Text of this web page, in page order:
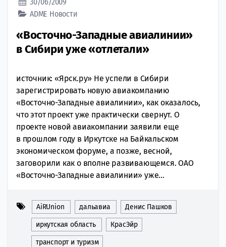
ADME Новости
«Восточно-Западные авиалинии»
в Сибири уже «отлетали»
источник: «Ярск.ру» Не успели в Сибири
зарегистрировать новую авиакомпанию
«Восточно-Западные авиалинии», как оказалось,
что этот проект уже практически свернут. О
проекте новой авиакомпании заявили еще
в прошлом году в Иркутске на Байкальском
экономическом форуме, а позже, весной,
заговорили как о вполне развивающемся. ОАО
«Восточно-Западные авиалинии» уже...
AiRUnion дальавиа Денис Пашков
иркутская область КрасЭйр
транспорт и туризм